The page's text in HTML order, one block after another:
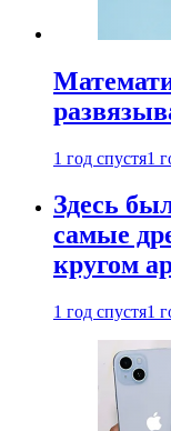
1 год спустя1
Здесь
самые
кругом
1 год спустя1